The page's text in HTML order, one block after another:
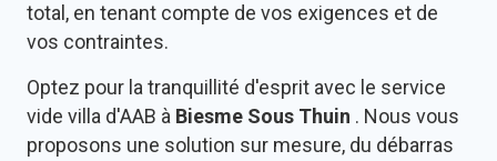
total, en tenant compte de vos exigences et de
vos contraintes.
Optez pour la tranquillité d'esprit avec le service
vide villa d'AAB à Biesme Sous Thuin . Nous vous
proposons une solution sur mesure, du débarras